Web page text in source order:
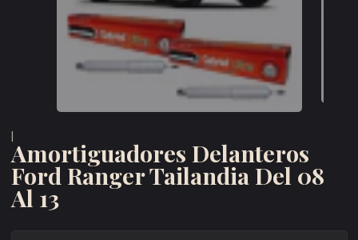
Amortiguadores Delanteros
Ford Ranger Tailandia Del 08
Al 13